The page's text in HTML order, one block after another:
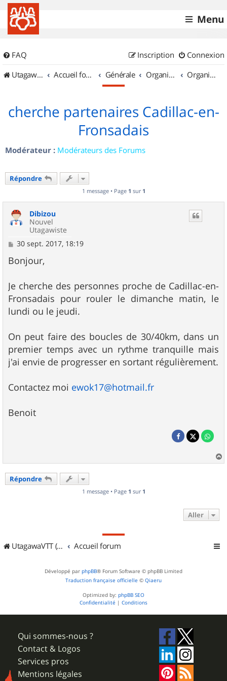
Menu
FAQ Connexion
Inscription
UtagawaVTT (Randos VTT et VTTAE avec traces GPS)
Accueil forum Générale Organisation de sorties & Recherche de partenaires Organisation de sorties en région Aquitaine
cherche partenaires Cadillac-en-
Fronsadais
Modérateur : Modérateurs des Forums
Répondre
1 message • Page 1 sur 1
Dibizou
Nouvel
Utagawiste
M
s
s
g
e
30 sept. 2017, 18:19
Bonjour,
Je cherche des personnes proche de Cadillac-en-
Fronsadais pour rouler le dimanche matin, le
lundi ou le jeudi.
On peut faire des boucles de 30/40km, dans un
premier temps avec un rythme tranquille mais
j'ai envie de progresser en sortant régulièrement.
Contactez moi ewok17@hotmail.fr
Benoit
a
Répondre
1 message • Page 1 sur 1
Aller
UtagawaVTT (Randos VTT et VTTAE avec traces GPS) Accueil forum
Développé par phpBB® Forum Software © phpBB Limited
Traduction française officielle © Qiaeru
Optimized by: phpBB SEO
Confidentialité | Conditions
Qui sommes-nous ?
Contact & Logos
Services pros
Mentions légales